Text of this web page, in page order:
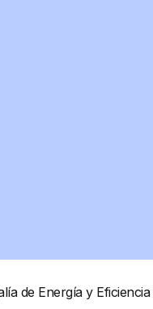
de Energía y